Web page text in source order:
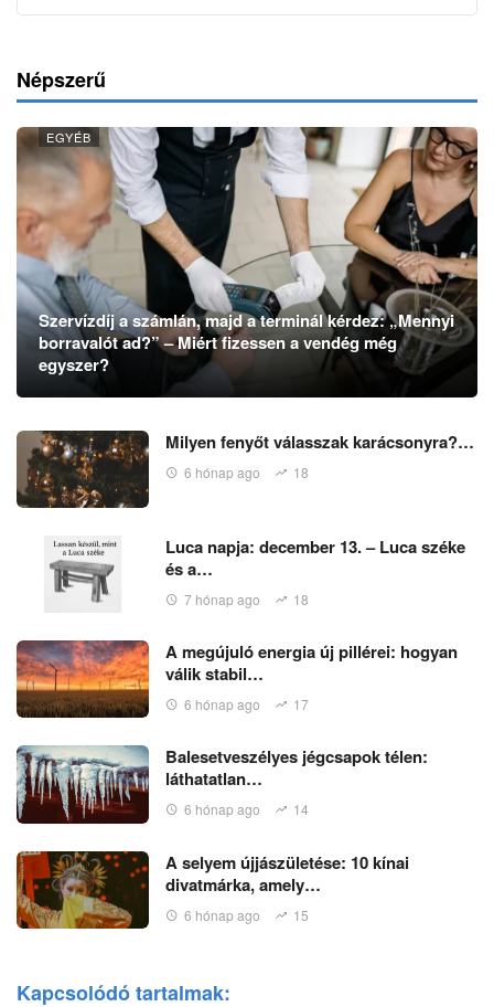
Népszerű
EGYÉB
Szervízdíj a számlán, majd a terminál kérdez: „Mennyi
borravalót ad?” – Miért fizessen a vendég még
egyszer?
Milyen fenyőt válasszak karácsonyra?…
6 hónap ago 18
Luca napja: december 13. – Luca széke
és a…
7 hónap ago 18
A megújuló energia új pillérei: hogyan
válik stabil…
6 hónap ago 17
Balesetveszélyes jégcsapok télen:
láthatatlan…
6 hónap ago 14
A selyem újjászületése: 10 kínai
divatmárka, amely…
6 hónap ago 15
Kapcsolódó tartalmak: